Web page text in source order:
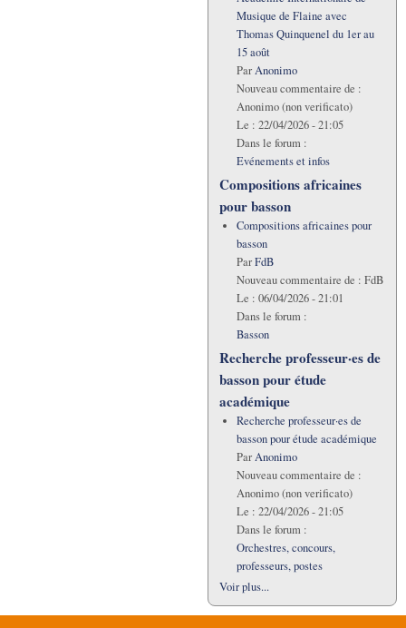
Musique de Flaine avec
Thomas Quinquenel du 1er au
15 août
ParAnonimo
Nouveau commentaire de :
Anonimo (non verificato)
Le : 22/04/2026 - 21:05
Dans le forum :
Evénements et infos
Compositions africaines
pour basson
Compositions africaines pour
basson
ParFdB
Nouveau commentaire de : FdB
Le : 06/04/2026 - 21:01
Dans le forum :
Basson
Recherche professeur·es de
basson pour étude
académique
Recherche professeur·es de
basson pour étude académique
ParAnonimo
Nouveau commentaire de :
Anonimo (non verificato)
Le : 22/04/2026 - 21:05
Dans le forum :
Orchestres, concours,
professeurs, postes
Voir plus...